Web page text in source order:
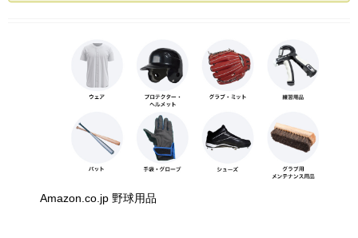
Amazon.co.jp 野球用品